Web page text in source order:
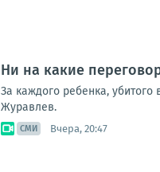
Ни на какие
За каждого ребенка,
Журавлев.
СМИ Вчера, 20:47